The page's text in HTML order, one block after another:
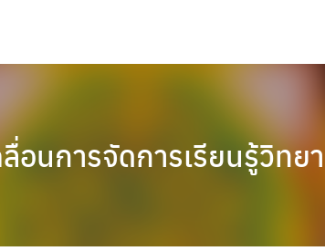
อนการจัดการเรียนรู้วิท